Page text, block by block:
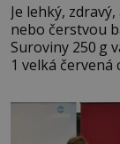
Je lehký,
nebo čerstvou
Suroviny 250 g vaší oblíbené čočky 150 g cherry rajčátek
1 velká červená